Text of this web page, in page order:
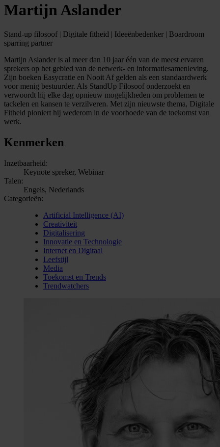
Martijn Aslander
Stand-up filosoof | Digitale fitheid | Ideeënbedenker | Boardroom
sparring partner
Martijn Aslander is al meer dan 10 jaar één van de meest ervaren
sprekers op het gebied van de netwerk- en informatiesamenleving.
Zijn boeken Easycratie en Nooit Af gelden als een standaardwerk
voor menig bestuurder. Als StandUp Filosoof onderzoekt en
verwoordt hij elke dag opnieuw mogelijkheden om problemen te
tackelen en kansen te verzilveren. Met zijn nieuwste thema, Digitale
Fitheid pioniert hij wederom in de voorhoede van de toekomst van
werk.
Kenmerken
Inzetbaarheid:
Keynote spreker, Webinar
Talen:
Engels, Nederlands
Categorieën:
Artificial Intelligence (AI)
Creativiteit
Digitalisering
Innovatie en Technologie
Internet en Digitaal
Leefstijl
Media
Toekomst en Trends
Trendwatchers